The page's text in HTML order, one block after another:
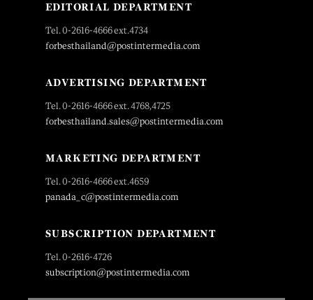
EDITORIAL DEPARTMENT
Tel. 0-2616-4666 ext.4734
forbesthailand@postintermedia.com
ADVERTISING DEPARTMENT
Tel. 0-2616-4666 ext. 4768,4725
forbesthailand.sales@postintermedia.com
MARKETING DEPARTMENT
Tel. 0-2616-4666 ext.4659
panada_c@postintermedia.com
SUBSCRIPTION DEPARTMENT
Tel. 0-2616-4726
subscription@postintermedia.com